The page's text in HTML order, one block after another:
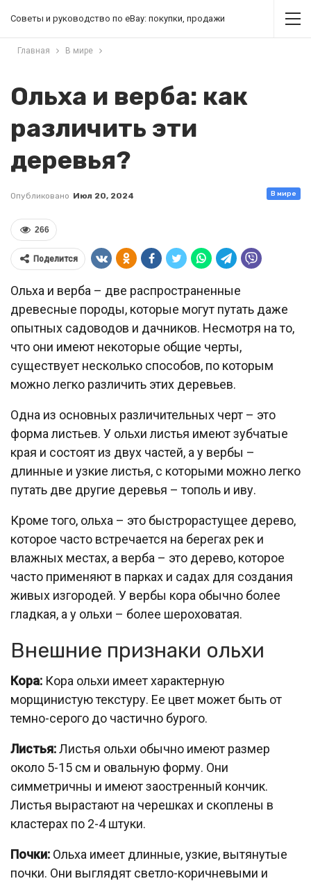
Советы и руководство по eBay: покупки, продажи
Главная В мире
Ольха и верба: как
различить эти
деревья?
В мире
Опубликовано Июл 20, 2024
266
Поделится
Ольха и верба – две распространенные
древесные породы, которые могут путать даже
опытных садоводов и дачников. Несмотря на то,
что они имеют некоторые общие черты,
существует несколько способов, по которым
можно легко различить этих деревьев.
Одна из основных различительных черт – это
форма листьев. У ольхи листья имеют зубчатые
края и состоят из двух частей, а у вербы –
длинные и узкие листья, с которыми можно легко
путать две другие деревья – тополь и иву.
Кроме того, ольха – это быстрорастущее дерево,
которое часто встречается на берегах рек и
влажных местах, а верба – это дерево, которое
часто применяют в парках и садах для создания
живых изгородей. У вербы кора обычно более
гладкая, а у ольхи – более шероховатая.
Внешние признаки ольхи
Кора: Кора ольхи имеет характерную
морщинистую текстуру. Ее цвет может быть от
темно-серого до частично бурого.
Листья:Листья ольхи обычно имеют размер
около 5-15 см и овальную форму. Они
симметричны и имеют заостренный кончик.
Листья вырастают на черешках и скоплены в
кластерах по 2-4 штуки.
Почки: Ольха имеет длинные, узкие, вытянутые
почки. Они выглядят светло-коричневыми и